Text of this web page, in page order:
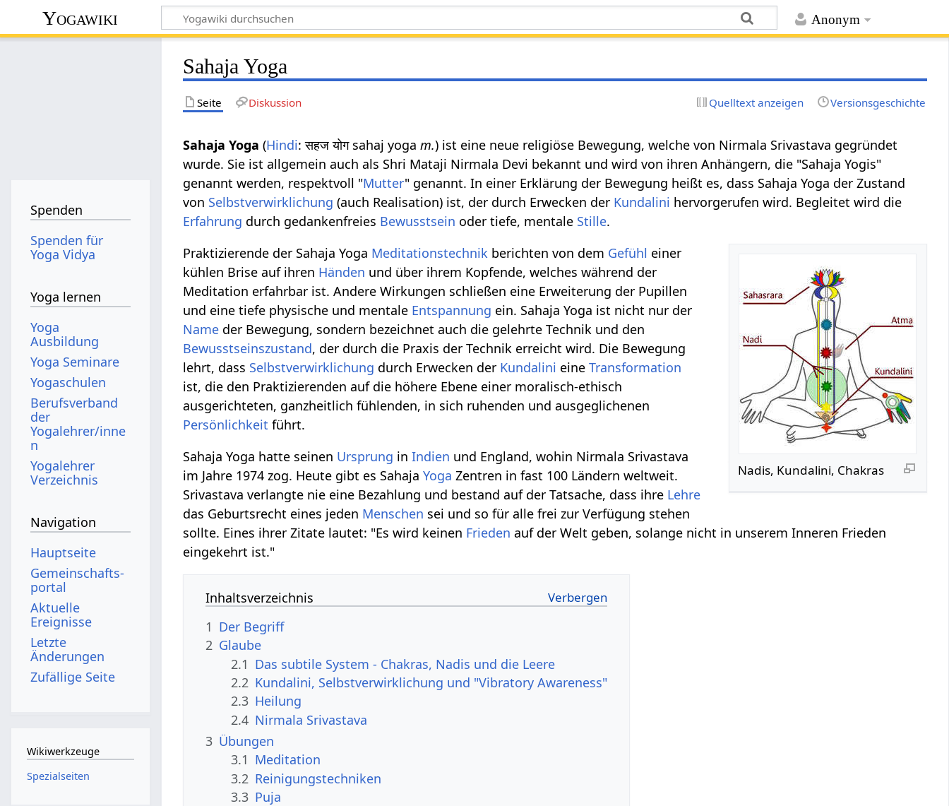
Anonym
Yogawiki
Sahaja Yoga
Seite Diskussion Quelltext anzeigen Versionsgeschichte
Sahaja Yoga (Hindi: सहज योग sahaj yogam.) ist eine neue religiöse Bewegung, welche von Nirmala Srivastava gegründet
wurde. Sie ist allgemein auch als Shri Mataji Nirmala Devi bekannt und wird von ihren Anhängern, die "Sahaja Yogis"
genannt werden, respektvoll "Mutter" genannt. In einer Erklärung der Bewegung heißt es, dass Sahaja Yoga der Zustand
von Selbstverwirklichung (auch Realisation) ist, der durch Erwecken der Kundalini hervorgerufen wird. Begleitet wird die
Erfahrung durch gedankenfreies Bewusstsein oder tiefe, mentale Stille.
Nadis, Kundalini, Chakras
Praktizierende der Sahaja Yoga Meditationstechnik berichten von dem Gefühl einer
kühlen Brise auf ihren Händen und über ihrem Kopfende, welches während der
Meditation erfahrbar ist. Andere Wirkungen schließen eine Erweiterung der Pupillen
und eine tiefe physische und mentale Entspannung ein. Sahaja Yoga ist nicht nur der
Name der Bewegung, sondern bezeichnet auch die gelehrte Technik und den
Bewusstseinszustand, der durch die Praxis der Technik erreicht wird. Die Bewegung
lehrt, dass Selbstverwirklichung durch Erwecken der Kundalini eineTransformation
ist, die den Praktizierenden auf die höhere Ebene einer moralisch-ethisch
ausgerichteten, ganzheitlich fühlenden, in sich ruhenden und ausgeglichenen
Persönlichkeit führt.
Sahaja Yoga hatte seinen Ursprung inIndien und England, wohin Nirmala Srivastava
im Jahre 1974 zog. Heute gibt es SahajaYoga Zentren in fast 100 Ländern weltweit.
Srivastava verlangte nie eine Bezahlung und bestand auf der Tatsache, dass ihre Lehre
das Geburtsrecht eines jeden Menschen sei und so für alle frei zur Verfügung stehen
sollte. Eines ihrer Zitate lautet: "Es wird keinen Frieden auf der Welt geben, solange nicht in unserem Inneren Frieden
eingekehrt ist."
Inhaltsverzeichnis
1 Der Begriff
2 Glaube
2.1 Das subtile System - Chakras, Nadis und die Leere
2.2 Kundalini, Selbstverwirklichung und "Vibratory Awareness"
2.3 Heilung
2.4 Nirmala Srivastava
3 Übungen
3.1 Meditation
3.2 Reinigungstechniken
3.3 Puja
Spenden
Spenden für
Yoga Vidya
Yoga lernen
Yoga
Ausbildung
Yoga Seminare
Yogaschulen
Berufsverband
der
Yogalehrer/inne
n
Yogalehrer
Verzeichnis
Navigation
Hauptseite
Gemeinschafts­
portal
Aktuelle
Ereignisse
Letzte
Änderungen
Zufällige Seite
Wikiwerkzeuge
Spezialseiten